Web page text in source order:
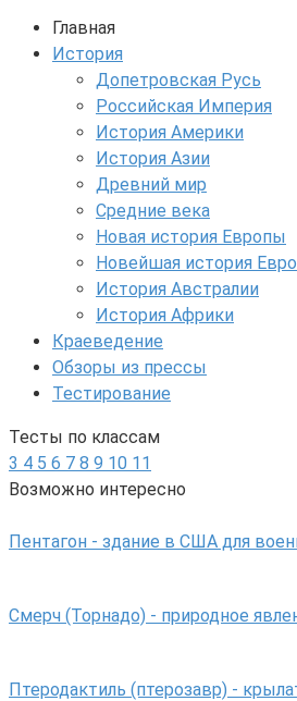
Главная
История
Допетровская Русь
Российская Империя
История Америки
История Азии
Древний мир
Средние века
Новая история Европы
Новейшая история
История Австралии
История Африки
Краеведение
Обзоры из прессы
Тестирование
Тесты по классам
3 4 5 6 7 8 9 10 11
Возможно интересно
Пентагон - здание в США для
Смерч (Торнадо) - природное
Птеродактиль (птерозавр) -